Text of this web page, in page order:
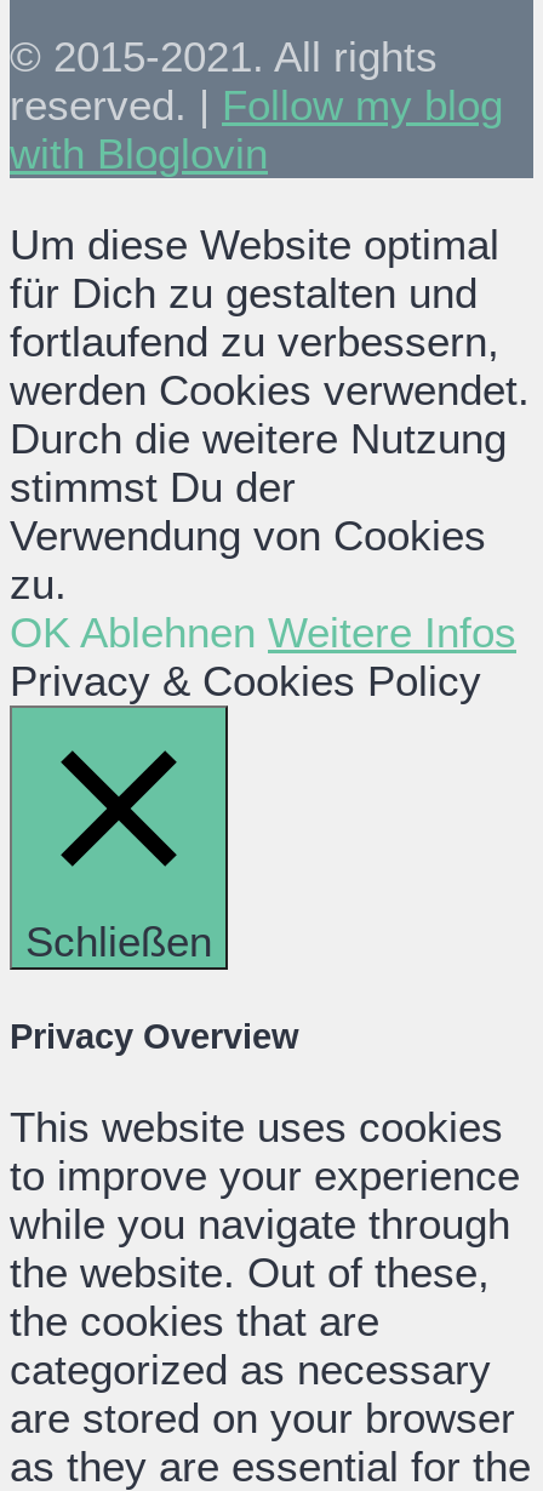
© 2015-2021. All rights
reserved. | Follow my blog
with Bloglovin
Um diese Website optimal
für Dich zu gestalten und
fortlaufend zu verbessern,
werden Cookies verwendet.
Durch die weitere Nutzung
stimmst Du der
Verwendung von Cookies
zu.
OK Ablehnen Weitere Infos
Privacy & Cookies Policy
Schließen
Privacy Overview
This website uses cookies
to improve your experience
while you navigate through
the website. Out of these,
the cookies that are
categorized as necessary
are stored on your browser
as they are essential for the